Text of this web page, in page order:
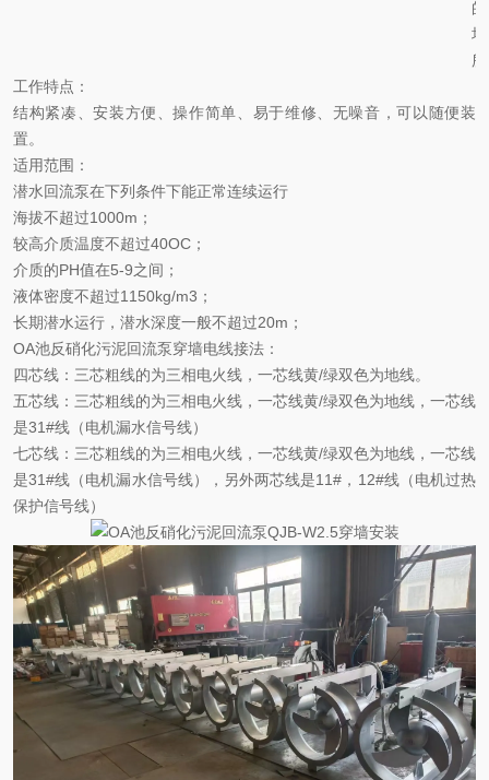
的
场
工作特点：
结构紧凑、安装方便、操作简单、易于维修、无噪音，可以随便装
置。
适用范围：
潜水回流泵在下列条件下能正常连续运行
海拔不超过1000m；
较高介质温度不超过40OC；
介质的PH值在5-9之间；
液体密度不超过1150kg/m3；
长期潜水运行，潜水深度一般不超过20m；
OA池反硝化污泥回流泵穿墙电线接法：
四芯线：三芯粗线的为三相电火线，一芯线黄/绿双色为地线。
五芯线：三芯粗线的为三相电火线，一芯线黄/绿双色为地线，一芯线
是31#线（电机漏水信号线）
七芯线：三芯粗线的为三相电火线，一芯线黄/绿双色为地线，一芯线
是31#线（电机漏水信号线），另外两芯线是11#，12#线（电机过热
保护信号线）